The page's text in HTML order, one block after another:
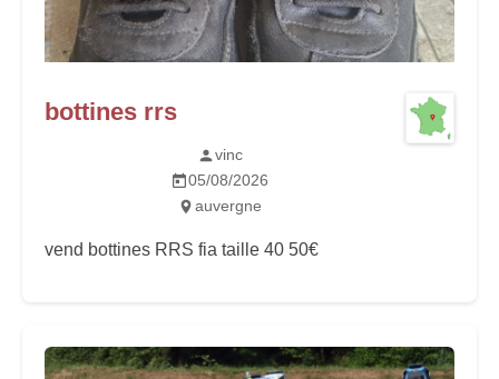
bottines rrs
vinc
05/08/2026
auvergne
vend bottines RRS fia taille 40 50€